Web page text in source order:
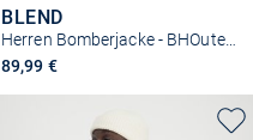
BLEND
Herren Bomberjacke - BHOuterwear
89,99 €